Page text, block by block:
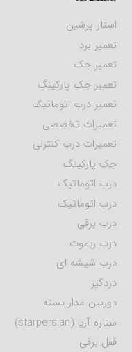
استار پرشین
تعمیر برد
تعمیر جک
تعمیر جک پارکینگ
تعمیر درب اتوماتیک
تعمیرات تخصصی
تعمیرات درب کنترلی
جک پارکینگ
درب اتوماتیک
درب اتوماتیک
درب برقی
درب ریموت
درب شیشه ای
دزدگیر
دوربین مدار بسته
ستاره آریا (starpersian)
قفل برقی